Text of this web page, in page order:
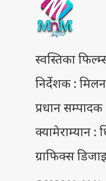
स्वस्तिका
निर्देशक :
प्रधान
क्यामेराम्यान
ग्राफिक्स